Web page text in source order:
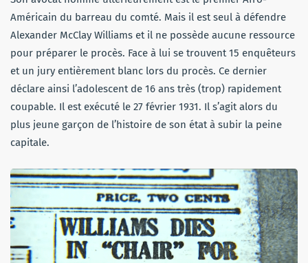
Américain du barreau du comté. Mais il est seul à défendre
Alexander McClay Williams et il ne possède aucune ressource
pour préparer le procès. Face à lui se trouvent 15 enquêteurs
et un jury entièrement blanc lors du procès. Ce dernier
déclare ainsi l’adolescent de 16 ans très (trop) rapidement
coupable. Il est exécuté le 27 février 1931. Il s’agit alors du
plus jeune garçon de l’histoire de son état à subir la peine
capitale.